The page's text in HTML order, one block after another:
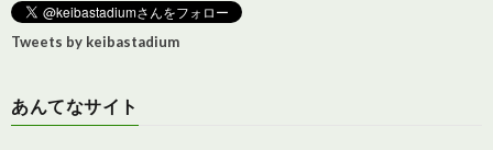
Tweets by keibastadium
あんてなサイト